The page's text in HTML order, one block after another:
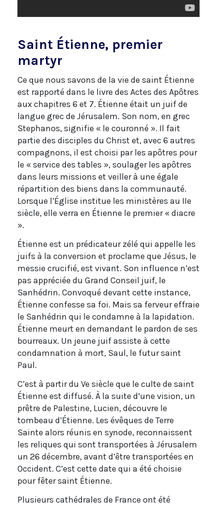
Saint Étienne, premier
martyr
Ce que nous savons de la vie de saint Étienne
est rapporté dans le livre des Actes des Apôtres
aux chapitres 6 et 7. Étienne était un juif de
langue grec de Jérusalem. Son nom, en grec
Stephanos, signifie « le couronné ». Il fait
partie des disciples du Christ et, avec 6 autres
compagnons, il est choisi par les apôtres pour
le « service des tables », soulager les apôtres
dans leurs missions et veiller à une égale
répartition des biens dans la communauté.
Lorsque l’Église institue les ministères au IIe
siècle, elle verra en Étienne le premier « diacre
».
Étienne est un prédicateur zélé qui appelle les
juifs à la conversion et proclame que Jésus, le
messie crucifié, est vivant. Son influence n’est
pas appréciée du Grand Conseil juif, le
Sanhédrin. Convoqué devant cette instance,
Étienne confesse sa foi. Mais sa ferveur effraie
le Sanhédrin qui le condamne à la lapidation.
Étienne meurt en demandant le pardon de ses
bourreaux. Un jeune juif assiste à cette
condamnation à mort, Saul, le futur saint
Paul.
C’est à partir du Ve siècle que le culte de saint
Étienne est diffusé. À la suite d’une vision, un
prêtre de Palestine, Lucien, découvre le
tombeau d’Étienne. Les évêques de Terre
Sainte alors réunis en synode, reconnaissent
les reliques qui sont transportées à Jérusalem
un 26 décembre, avant d’être transportées en
Occident. C’est cette date qui a été choisie
pour fêter saint Étienne.
Plusieurs cathédrales de France ont été